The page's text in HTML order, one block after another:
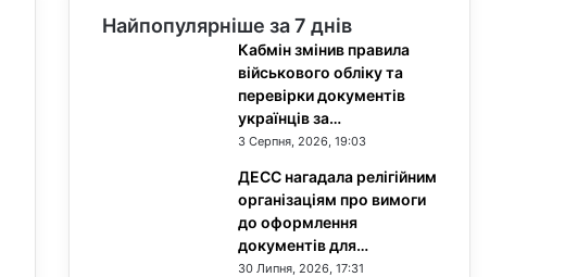
Найпопулярніше за 7 днів
Кабмін змінив правила
військового обліку та
перевірки документів
українців за…
3 Серпня, 2026, 19:03
ДЕСС нагадала релігійним
організаціям про вимоги
до оформлення
документів для…
30 Липня, 2026, 17:31